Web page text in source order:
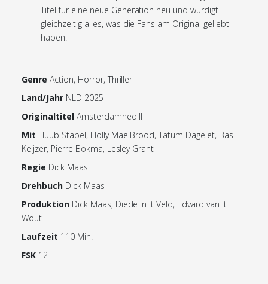
Titel für eine neue Generation neu und würdigt
gleichzeitig alles, was die Fans am Original geliebt
haben.
Genre Action, Horror, Thriller
Land/Jahr NLD 2025
Originaltitel Amsterdamned II
Mit Huub Stapel, Holly Mae Brood, Tatum Dagelet, Bas
Keijzer, Pierre Bokma, Lesley Grant
Regie Dick Maas
Drehbuch Dick Maas
Produktion Dick Maas, Diede in 't Veld, Edvard van 't
Wout
Laufzeit 110 Min.
FSK 12